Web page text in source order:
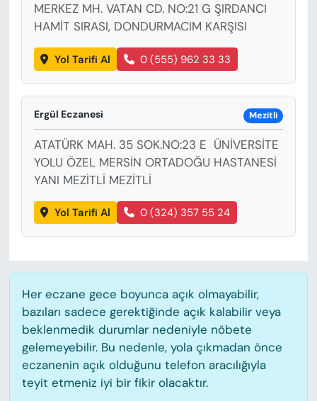
MERKEZ MH. VATAN CD. NO:21 G ŞIRDANCI
HAMİT SIRASI, DONDURMACIM KARŞISI
Yol Tarifi Al 0 (555) 962 33 33
Ergül Eczanesi Mezitli
ATATÜRK MAH. 35 SOK.NO:23 E ÜNİVERSİTE
YOLU ÖZEL MERSİN ORTADOĞU HASTANESİ
YANI MEZİTLİ MEZİTLİ
Yol Tarifi Al 0 (324) 357 55 24
Her eczane gece boyunca açık olmayabilir,
bazıları sadece gerektiğinde açık kalabilir veya
beklenmedik durumlar nedeniyle nöbete
gelemeyebilir. Bu nedenle, yola çıkmadan önce
eczanenin açık olduğunu telefon aracılığıyla
teyit etmeniz iyi bir fikir olacaktır.
SPOR
KÜLTÜR-SANAT
MAGAZİN
ÖZEL HABER
YAZAR KÖŞESİ
SİYASET